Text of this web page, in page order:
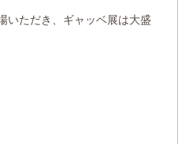
いただき、ギャッベ展は大盛